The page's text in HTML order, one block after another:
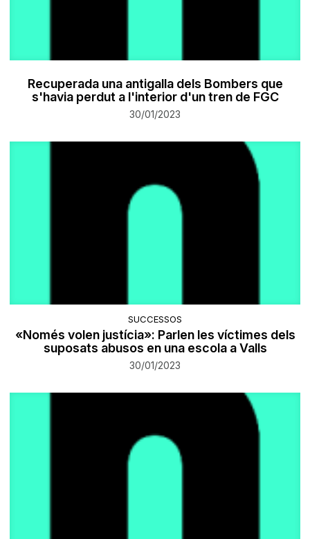
Recuperada una antigalla dels Bombers que
s'havia perdut a l'interior d'un tren de FGC
30/01/2023
SUCCESSOS
«Només volen justícia»: Parlen les víctimes dels
suposats abusos en una escola a Valls
30/01/2023